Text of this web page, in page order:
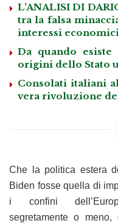
L’ANALISI DI
tra la falsa
interessi economici
Da quando esiste
origini dello Stato
Consolati italiani
vera rivoluzione
Che la politica estera
Biden fosse quella di
i confini
segretamente o